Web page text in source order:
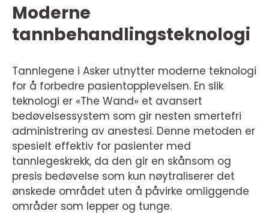
Moderne
tannbehandlingsteknologi
Tannlegene i Asker utnytter moderne teknologi
for å forbedre pasientopplevelsen. En slik
teknologi er «The Wand» et avansert
bedøvelsessystem som gir nesten smertefri
administrering av anestesi. Denne metoden er
spesielt effektiv for pasienter med
tannlegeskrekk, da den gir en skånsom og
presis bedøvelse som kun nøytraliserer det
ønskede området uten å påvirke omliggende
områder som lepper og tunge.